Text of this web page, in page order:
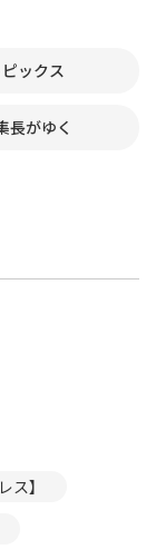
ピックス
長がゆく
ス】